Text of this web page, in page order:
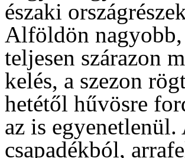
északi
Alföldön
teljesen szárazon
kelés, a szezon
hetétől hűvösre
az is
csapadékból,